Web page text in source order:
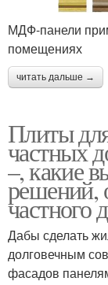
МДФ-панели
помещениях
читать дальше →
Плиты
частных
–, какие
решений,
частного
Дабы сделать
долговечным
фасадов